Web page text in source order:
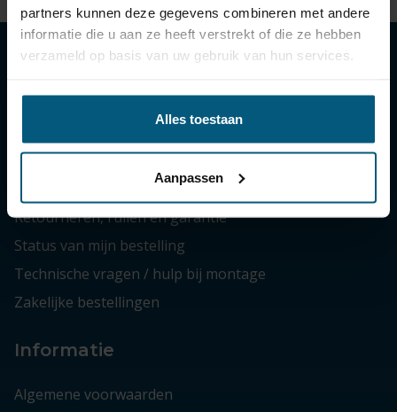
partners kunnen deze gegevens combineren met andere
informatie die u aan ze heeft verstrekt of die ze hebben
verzameld op basis van uw gebruik van hun services.
Alles toestaan
Aanpassen
Bezorgen en afhalen
Retourneren, ruilen en garantie
Status van mijn bestelling
Technische vragen / hulp bij montage
Zakelijke bestellingen
Informatie
Algemene voorwaarden